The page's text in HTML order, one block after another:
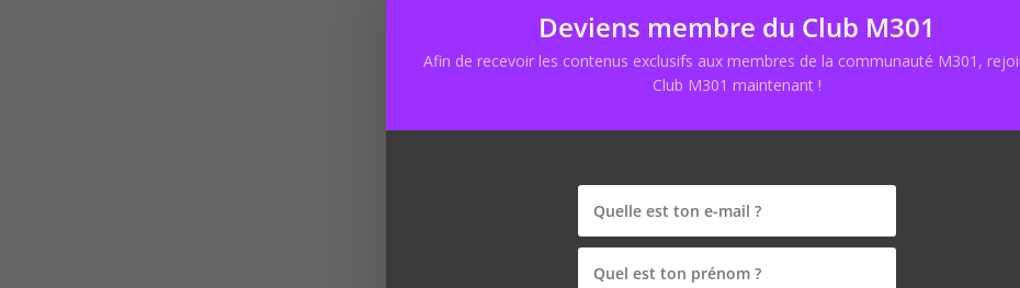
Deviens membre du Club M301
Afin de recevoir les contenus exclusifs aux membres de la communauté M301,
Club M301 maintenant !